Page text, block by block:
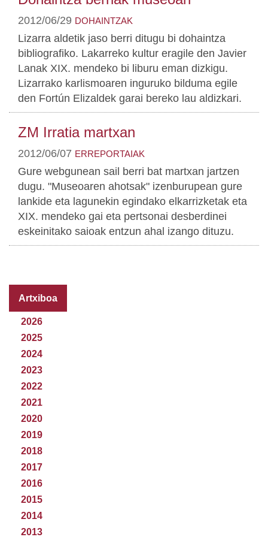
2012/06/29 DOHAINTZAK
Lizarra aldetik jaso berri ditugu bi dohaintza
bibliografiko. Lakarreko kultur eragile den Javier
Lanak XIX. mendeko bi liburu eman dizkigu.
Lizarrako karlismoaren inguruko bilduma egile
den Fortún Elizaldek garai bereko lau aldizkari.
ZM Irratia martxan
2012/06/07 ERREPORTAIAK
Gure webgunean sail berri bat martxan jartzen
dugu. "Museoaren ahotsak" izenburupean gure
lankide eta lagunekin egindako elkarrizketak eta
XIX. mendeko gai eta pertsonai desberdinei
eskeinitako saioak entzun ahal izango dituzu.
Artxiboa
2026
2025
2024
2023
2022
2021
2020
2019
2018
2017
2016
2015
2014
2013